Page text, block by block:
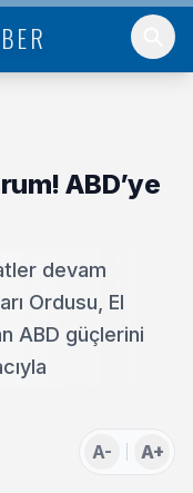
ABD’ye
devam
Ordusu, El
ABD güçlerini
A- A+